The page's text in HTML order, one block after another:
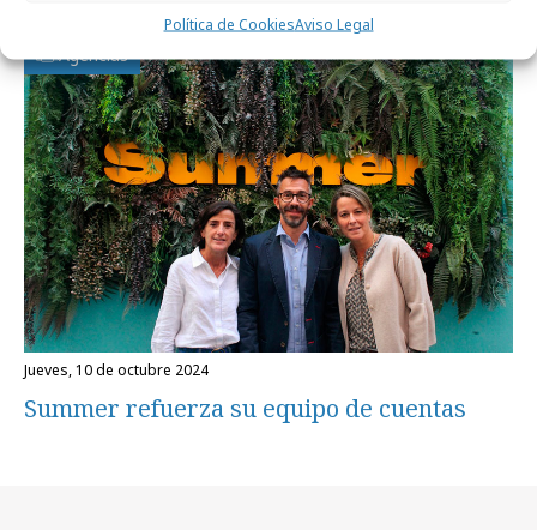
Política de CookiesAviso Legal
Agencias
jueves, 10 de octubre 2024
Summer refuerza su equipo de cuentas